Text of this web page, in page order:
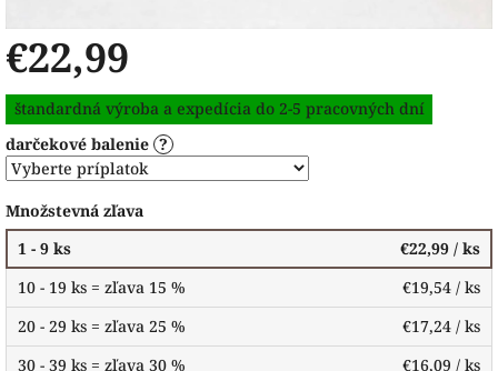
€22,99
Jednotková
cena:
štandardná výroba a expedícia do 2-5 pracovných dní
darčekové balenie ?
Množstevná zľava
1 - 9 ks
€22,99 / ks
10 - 19 ks = zľava 15 %
€19,54 / ks
20 - 29 ks = zľava 25 %
€17,24 / ks
30 - 39 ks = zľava 30 %
€16,09 / ks